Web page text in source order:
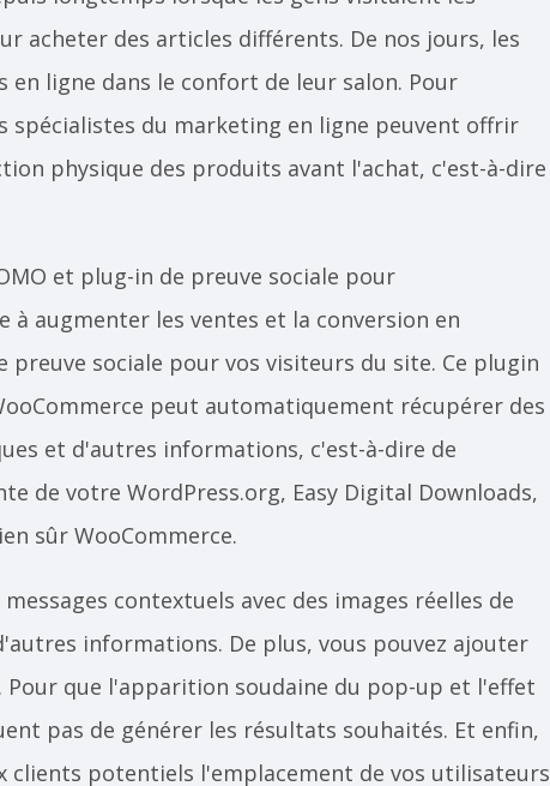
acheter des articles différents. De nos jours, les
en ligne dans le confort de leur salon. Pour
spécialistes du marketing en ligne peuvent offrir
physique des produits avant l'achat, c'est-à-dire
et plug-in de preuve sociale pour
à augmenter les ventes et la conversion en
preuve sociale pour vos visiteurs du site. Ce plugin
peut automatiquement récupérer des
et d'autres informations, c'est-à-dire de
de votre WordPress.org, Easy Digital Downloads,
sûr WooCommerce.
contextuels avec des images réelles de
informations. De plus, vous pouvez ajouter
Pour que l'apparition soudaine du pop-up et l'effet
pas de générer les résultats souhaités. Et enfin,
clients potentiels l'emplacement de vos utilisateurs